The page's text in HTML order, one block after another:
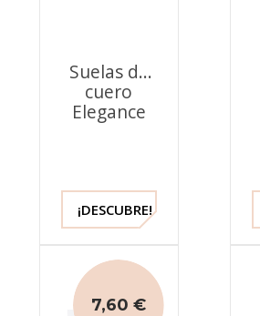
Suelas de
cuero
Elegance
¡DESCUBRE!
7,60 €